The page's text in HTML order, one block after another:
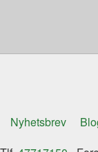
Nyhetsbrev